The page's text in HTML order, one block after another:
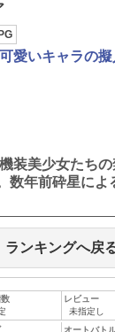
可愛いキャラの
装美少女たち
数年前砕星によ
ランキングへ戻
レビュー
オートバト